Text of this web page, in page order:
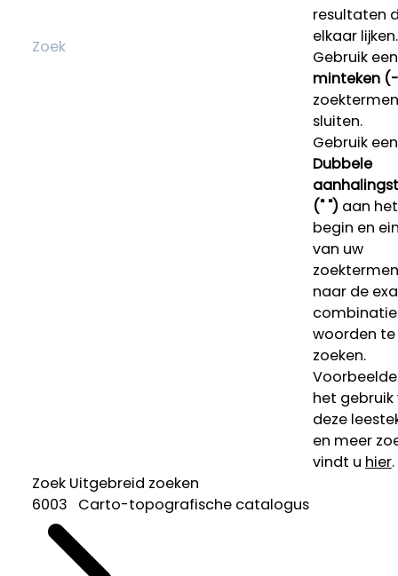
resultaten
elkaar lijken.
Gebruik een
minteken
sluiten.
Gebruik een
Dubbele
(" ")aan het
begin en
van uw
naar de
woorden te
zoeken.
het gebruik
deze
en meer
vindt u hier.
Zoek Uitgebreid zoeken
6003 Carto-topografische catalogus